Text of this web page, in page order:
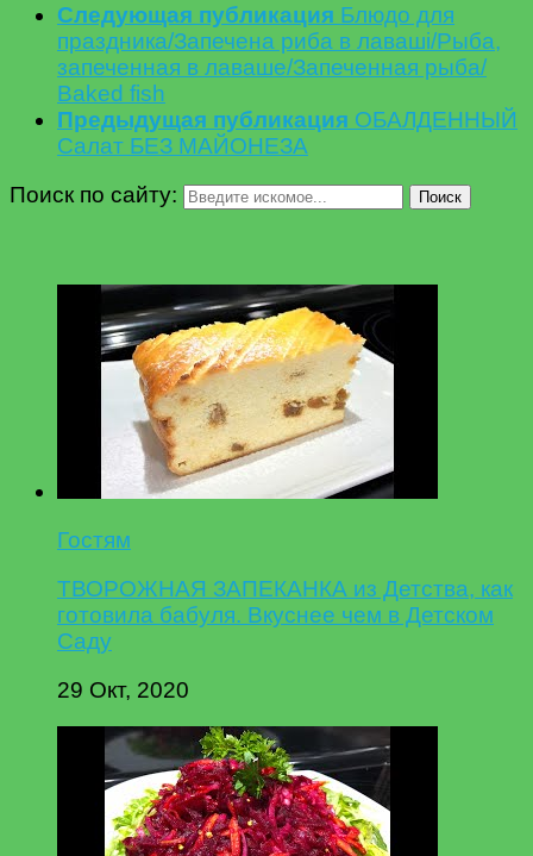
Следующая публикация Блюдо для
праздника/Запечена риба в лаваші/Рыба,
запеченная в лаваше/Запеченная рыба/
Baked fish
Предыдущая публикация ОБАЛДЕННЫЙ
Салат БЕЗ МАЙОНЕЗА
Поиск по сайту:
Поиск
Гостям
ТВОРОЖНАЯ ЗАПЕКАНКА из Детства, как
готовила бабуля. Вкуснее чем в Детском
Саду
29 Окт, 2020